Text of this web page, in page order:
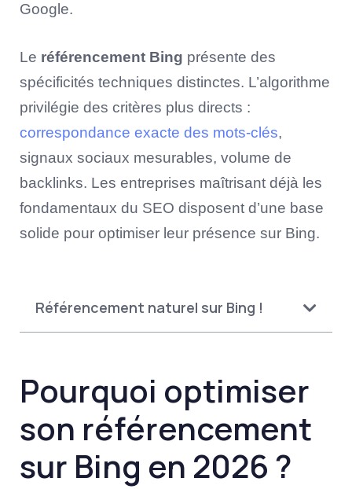
Google.
Le référencement Bing présente des
spécificités techniques distinctes. L’algorithme
privilégie des critères plus directs :
correspondance exacte des mots-clés,
signaux sociaux mesurables, volume de
backlinks. Les entreprises maîtrisant déjà les
fondamentaux du SEO disposent d’une base
solide pour optimiser leur présence sur Bing.
Référencement naturel sur Bing !
Pourquoi optimiser
son référencement
sur Bing en 2026 ?